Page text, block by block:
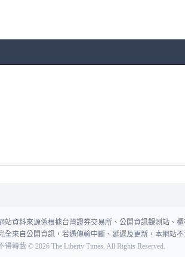
站資料來源係根據台灣證券交易所、公開資訊觀測站、
全來自公開資訊，若遇傳輸中斷、延遲及更新，本網站
得轉載 © 2026 The Liberty Times. All Rights Reserved.